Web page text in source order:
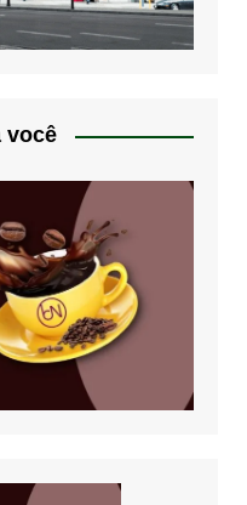
você